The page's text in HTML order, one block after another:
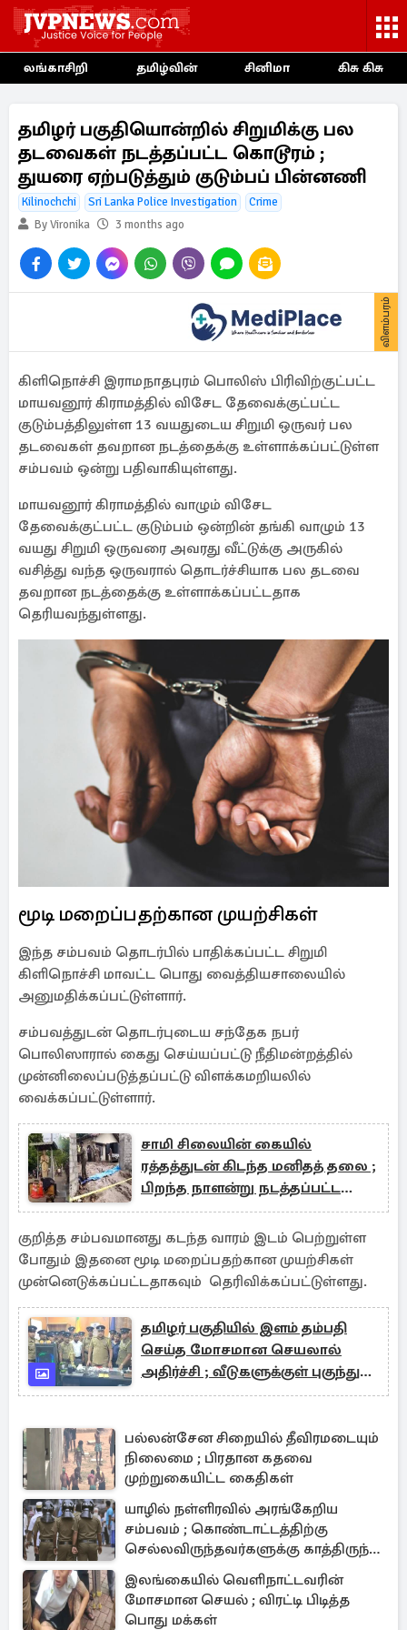
லங்காசிறி தமிழ்வின் சினிமா கிசு கிசு
தமிழர் பகுதியொன்றில் சிறுமிக்கு பல
தடவைகள் நடத்தப்பட்ட கொடூரம் ;
துயரை ஏற்படுத்தும் குடும்பப் பின்னணி
Kilinochchi Sri Lanka Police Investigation
Crime
By Vironika
3 months ago
விளம்பரம்
கிளிநொச்சி இராமநாதபுரம் பொலிஸ் பிரிவிற்குட்பட்ட
மாயவனூர் கிராமத்தில் விசேட தேவைக்குட்பட்ட
குடும்பத்திலுள்ள 13 வயதுடைய சிறுமி ஒருவர் பல
தடவைகள் தவறான நடத்தைக்கு உள்ளாக்கப்பட்டுள்ள
சம்பவம் ஒன்று பதிவாகியுள்ளது.
மாயவனூர் கிராமத்தில் வாழும் விசேட
தேவைக்குட்பட்ட குடும்பம் ஒன்றின் தங்கி வாழும் 13
வயது சிறுமி ஒருவரை அவரது வீட்டுக்கு அருகில்
வசித்து வந்த ஒருவரால் தொடர்ச்சியாக பல தடவை
தவறான நடத்தைக்கு உள்ளாக்கப்பட்டதாக
தெரியவந்துள்ளது.
மூடி மறைப்பதற்கான முயற்சிகள்
இந்த சம்பவம் தொடர்பில் பாதிக்கப்பட்ட சிறுமி
கிளிநொச்சி மாவட்ட பொது வைத்தியசாலையில்
அனுமதிக்கப்பட்டுள்ளார்.
சம்பவத்துடன் தொடர்புடைய சந்தேக நபர்
பொலிஸாரால் கைது செய்யப்பட்டு நீதிமன்றத்தில்
முன்னிலைப்படுத்தப்பட்டு விளக்கமறியலில்
வைக்கப்பட்டுள்ளார்.
சாமி சிலையின் கையில்
ரத்தத்துடன் கிடந்த மனிதத் தலை ;
பிறந்த நாளன்று நடத்தப்பட்ட
கொடூரத்தின் பின்னணி
வௌியானது
குறித்த சம்பவமானது கடந்த வாரம் இடம் பெற்றுள்ள
போதும் இதனை மூடி மறைப்பதற்கான முயற்சிகள்
முன்னெடுக்கப்பட்டதாகவும் தெரிவிக்கப்பட்டுள்ளது.
தமிழர் பகுதியில் இளம் தம்பதி
செய்த மோசமான செயலால்
அதிர்ச்சி ; வீடுகளுக்குள் புகுந்து
அரங்கேற்றிய சம்பவம்
பல்லன்சேன சிறையில் தீவிரமடையும்
நிலைமை ; பிரதான கதவை
முற்றுகையிட்ட கைதிகள்
யாழில் நள்ளிரவில் அரங்கேறிய
சம்பவம் ; கொண்டாட்டத்திற்கு
செல்லவிருந்தவர்களுக்கு காத்திருந்த
அதிர்ச்சி
இலங்கையில் வெளிநாட்டவரின்
மோசமான செயல் ; விரட்டி பிடித்த
பொது மக்கள்